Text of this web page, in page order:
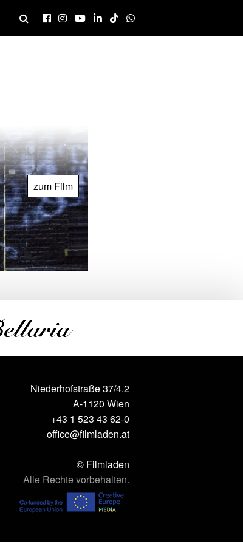
zum Film
Niederhofstraße 37/4.2
A-1120 Wien
+43 1 523 43 62-0
office@filmladen.at
© Filmladen
Alle Rechte vorbehalten.